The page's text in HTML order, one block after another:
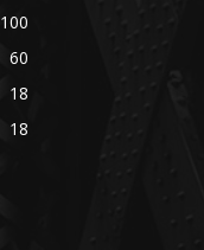
100
60
18
18